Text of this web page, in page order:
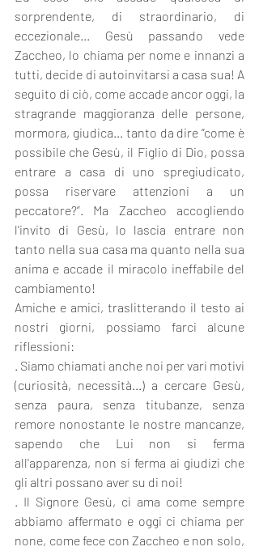
sorprendente, di straordinario, di
eccezionale... Gesù passando vede
Zaccheo, lo chiama per nome e innanzi a
tutti, decide di autoinvitarsi a casa sua! A
seguito di ciò, come accade ancor oggi, la
stragrande maggioranza delle persone,
mormora, giudica... tanto da dire “come è
possibile che Gesù, il Figlio di Dio, possa
entrare a casa di uno spregiudicato,
possa riservare attenzioni a un
peccatore?”. Ma Zaccheo accogliendo
l'invito di Gesù, lo lascia entrare non
tanto nella sua casa ma quanto nella sua
anima e accade il miracolo ineffabile del
cambiamento!
Amiche e amici, traslitterando il testo ai
nostri giorni, possiamo farci alcune
riflessioni:
. Siamo chiamati anche noi per vari motivi
(curiosità, necessità...) a cercare Gesù,
senza paura, senza titubanze, senza
remore nonostante le nostre mancanze,
sapendo che Lui non si ferma
all'apparenza, non si ferma ai giudizi che
gli altri possano aver su di noi!
. Il Signore Gesù, ci ama come sempre
abbiamo affermato e oggi ci chiama per
none, come fece con Zaccheo e non solo,